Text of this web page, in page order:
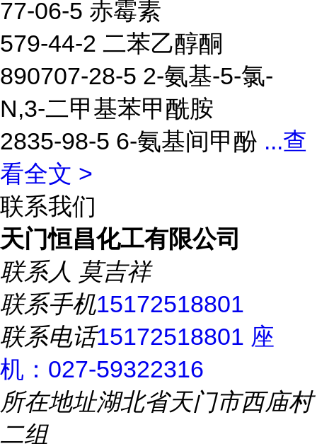
77-06-5 赤霉素
579-44-2 二苯乙醇酮
890707-28-5 2-氨基-5-氯-
N,3-二甲基苯甲酰胺
2835-98-5 6-氨基间甲酚 ...查
看全文 >
联系我们
天门恒昌化工有限公司
联系人 莫吉祥
联系手机15172518801
联系电话15172518801 座
机：027-59322316
所在地址湖北省天门市西庙村
二组